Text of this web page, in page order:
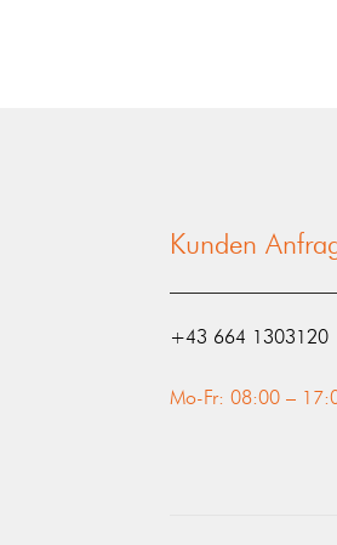
Kunden
‭+43 664 1303120‬
Mo-Fr: 08:00 –